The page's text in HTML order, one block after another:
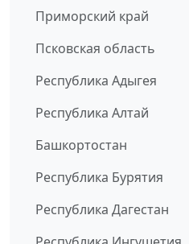
Приморский край
Псковская область
Республика Адыгея
Республика Алтай
Башкортостан
Республика Бурятия
Республика Дагестан